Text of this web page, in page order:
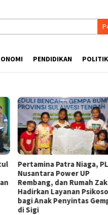
PENDIDIKAN POLITIK
Pertamina Patra Niaga,
Nusantara Power UP
Rembang, dan Rumah
Hadirkan Layanan
bagi Anak Penyintas
di Sigi